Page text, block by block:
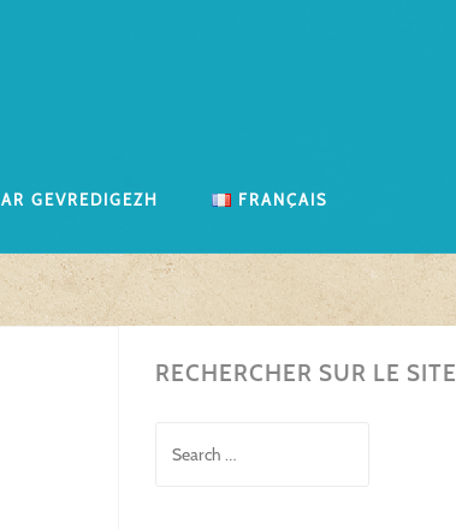
Ar gevredigezh Français
RECHERCHER SUR LE SITE
for: